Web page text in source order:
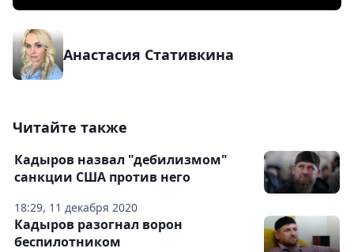
Анастасия Стативкина
Читайте также
18:29, 11 декабря 2020
Кадыров назвал "дебилизмом"
санкции США против него
Кадыров разогнал ворон
беспилотником